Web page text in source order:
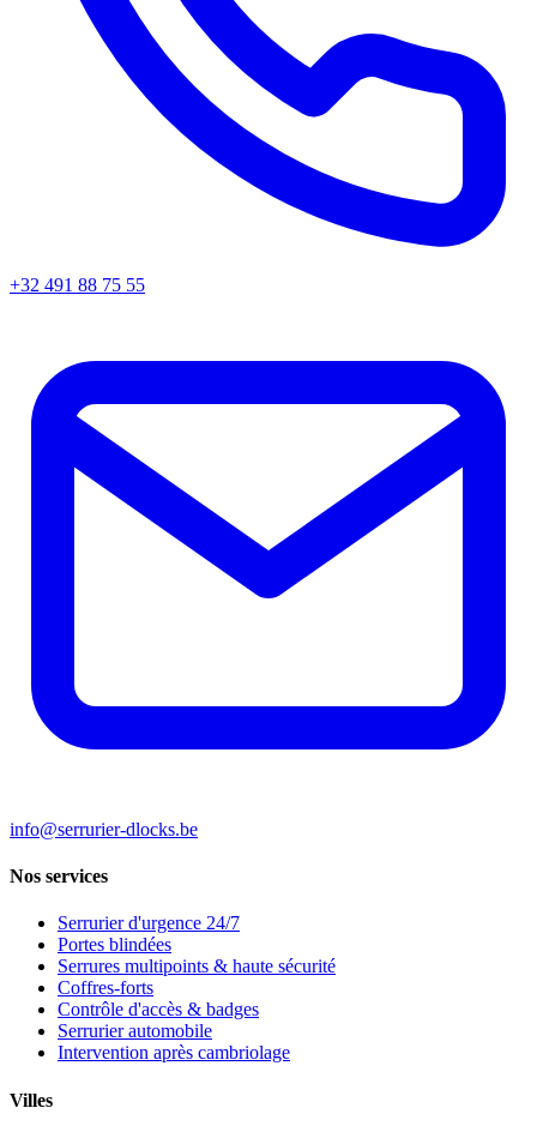
+32 491 88 75 55
info@serrurier-dlocks.be
Nos services
Serrurier d'urgence 24/7
Portes blindées
Serrures multipoints & haute sécurité
Coffres-forts
Contrôle d'accès & badges
Serrurier automobile
Intervention après cambriolage
Villes